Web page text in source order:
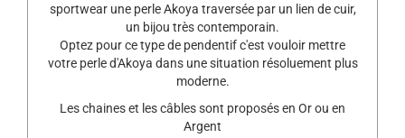
sportwear une perle Akoya traversée par un lien de cuir,
un bijou très contemporain.
Optez pour ce type de pendentif c'est vouloir mettre
votre perle d'Akoya dans une situation résoluement plus
moderne.
Les chaines et les câbles sont proposés en Or ou en
Argent